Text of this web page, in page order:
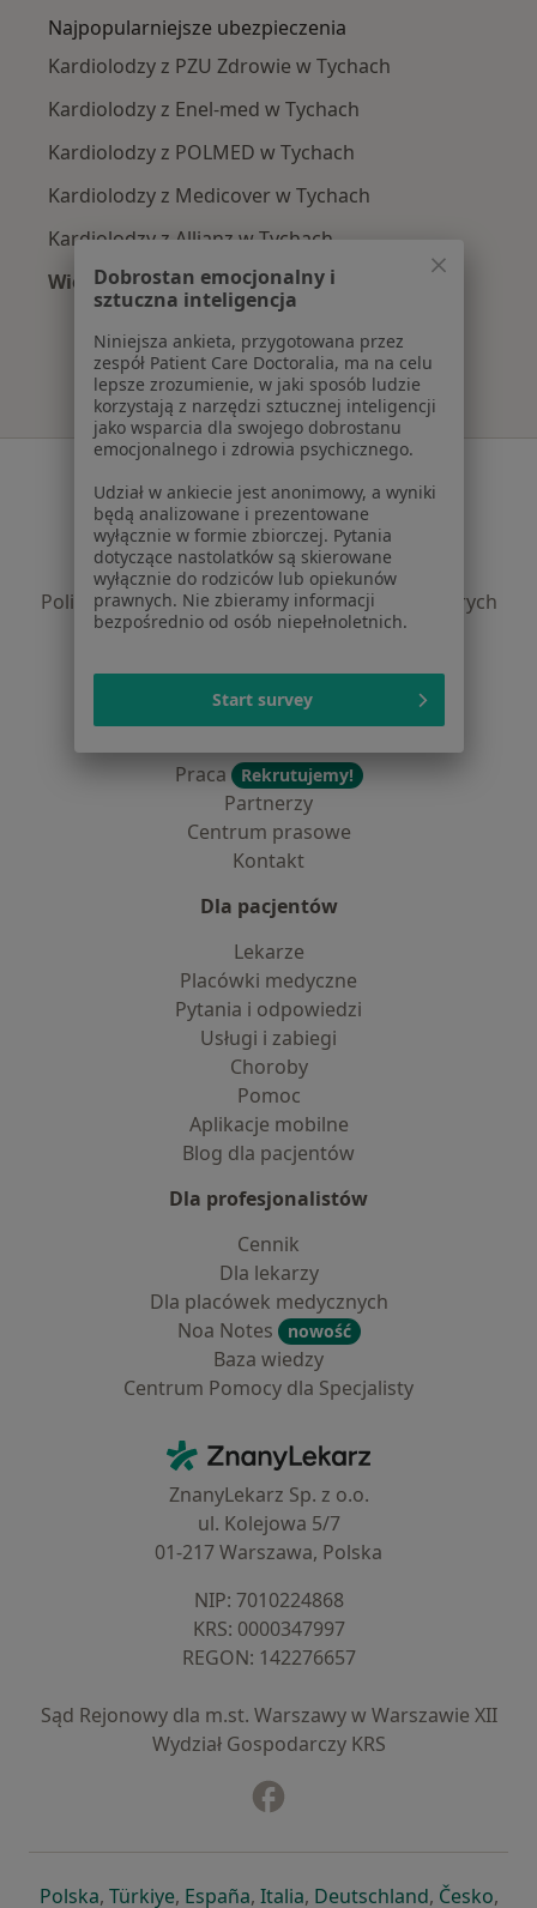
Najpopularniejsze ubezpieczenia
Kardiolodzy z PZU Zdrowie w Tychach
Kardiolodzy z Enel-med w Tychach
Kardiolodzy z POLMED w Tychach
Kardiolodzy z Medicover w Tychach
Kardiolodzy z Allianz w Tychach
Więcej (4)
Więcej w kategorii: Najpopularniejsze
Regulamin
Polityka prywatności pacjentów
Polityka prywatności profesjonalistów
Polityka prywatności dla profesjonalistów, których
dane pozyskaliśmy samodzielnie
Jak działają wyniki wyszukiwania
Dostępność
Praca
Rekrutujemy!
Partnerzy
Centrum prasowe
Kontakt
Dla pacjentów
Lekarze
Placówki medyczne
Pytania i odpowiedzi
Usługi i zabiegi
Choroby
Pomoc
Aplikacje mobilne
Blog dla pacjentów
Dla profesjonalistów
Cennik
Dla lekarzy
Dla placówek medycznych
Noa Notes
nowość
Baza wiedzy
Centrum Pomocy dla Specjalisty
ZnanyLekarz - Strona główna
ZnanyLekarz Sp. z o.o.
ul. Kolejowa 5/7
01-217 Warszawa, Polska
NIP: ⁠7010224868
KRS: ⁠0000347997
REGON: ⁠142276657
Sąd Rejonowy dla m.st. Warszawy w Warszawie XII
Wydział Gospodarczy KRS
Polskaotwiera się w nowej karcie
, Türkiyeotwiera się w nowej karcie
, Españaotwiera się w nowej karcie
, Italiaotwiera się w nowej
, Deutschlandotwiera się
, Česko,
Dobrostan emocjonalny i
sztuczna inteligencja
Niniejsza ankieta, przygotowana przez
zespół Patient Care Doctoralia, ma na celu
lepsze zrozumienie, w jaki sposób ludzie
korzystają z narzędzi sztucznej inteligencji
jako wsparcia dla swojego dobrostanu
emocjonalnego i zdrowia psychicznego.
Udział w ankiecie jest anonimowy, a wyniki
będą analizowane i prezentowane
wyłącznie w formie zbiorczej. Pytania
dotyczące nastolatków są skierowane
wyłącznie do rodziców lub opiekunów
prawnych. Nie zbieramy informacji
bezpośrednio od osób niepełnoletnich.
Start survey